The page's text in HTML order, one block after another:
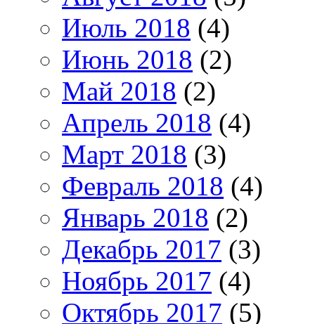
Июль 2018 (4)
Июнь 2018 (2)
Май 2018 (2)
Апрель 2018 (4)
Март 2018 (3)
Февраль 2018 (4)
Январь 2018 (2)
Декабрь 2017 (3)
Ноябрь 2017 (4)
Октябрь 2017 (5)